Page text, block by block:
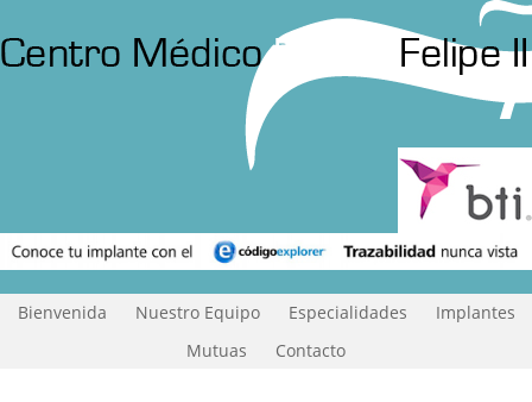
Bienvenida Nuestro Equipo Especialidades
Implantes
Mutuas
Contacto